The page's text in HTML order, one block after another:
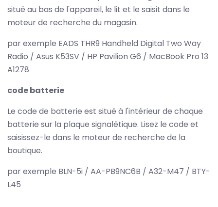
situé au bas de l'appareil, le lit et le saisit dans le
moteur de recherche du magasin.
par exemple EADS THR9 Handheld Digital Two Way
Radio / Asus K53SV / HP Pavilion G6 / MacBook Pro 13
A1278
code batterie
Le code de batterie est situé à l'intérieur de chaque
batterie sur la plaque signalétique. Lisez le code et
saisissez-le dans le moteur de recherche de la
boutique.
par exemple BLN-5i / AA-PB9NC6B / A32-M47 / BTY-
L45